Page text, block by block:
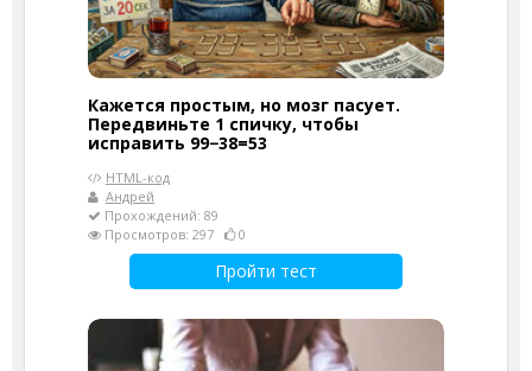
Кажется простым, но мозг пасует.
Передвиньте 1 спичку, чтобы
исправить 99−38=53
HTML-код
Андрей
Прохождений: 89
Просмотров: 297
0
Пройти тест